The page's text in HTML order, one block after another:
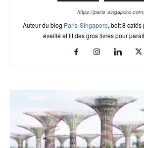
https://paris-singapore.com/
Auteur du blog Paris-Singapore, boit 8
éveillé et lit des gros livres pour